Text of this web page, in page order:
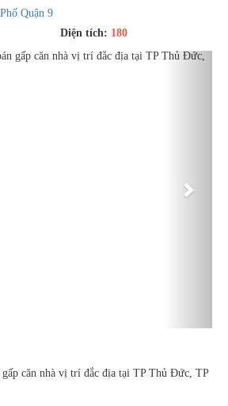
Quận 9
Diện tích: 180
Next
gấp căn nhà vị trí đắc địa tại TP Thủ Đức, TP